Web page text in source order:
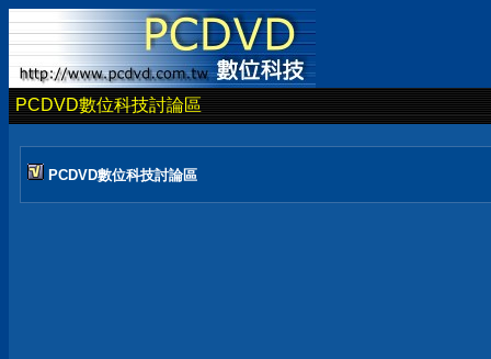
PCDVD數位科技討論區
PCDVD數位科技討論區